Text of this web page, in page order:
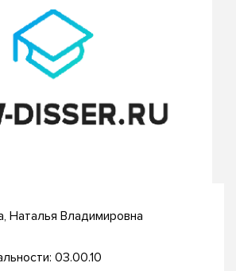
Наталья Владимировна
03.00.10